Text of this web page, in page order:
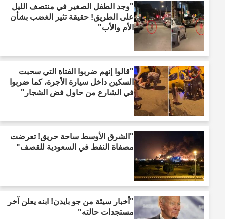
"وجد الطفل الصغير في منتصف الليل
على الطريق! حقيقة تثير الغضب بشأن
الأم والأب"
"قالوا إنهم ضربوا الفتاة التي سحبت
السكين داخل سيارة الأجرة، كما ضربوا
في الشارع من حاول فض الشجار"
"الشرق الأوسط ساحة حريق! تعرضت
مصفاة النفط في السعودية للقصف"
"أخبار سيئة من جو بايدن! ابنه يعلن آخر
مستجدات حالته"